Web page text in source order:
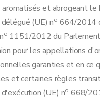
Processus de reconnaissance
et abrogeant le
(UE) no 664/2014
o 1151/2012 du
pour les appellations
garanties et en ce
et certaines règles
(UE) no 668/